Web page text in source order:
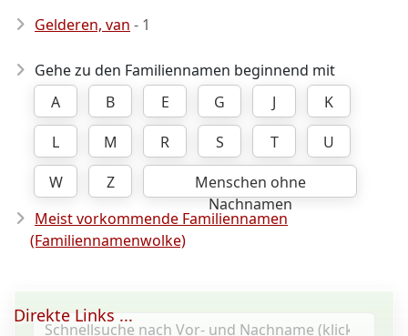
Gelderen, van - 1
Gehe zu den Familiennamen beginnend mit
A
B E G J
K
L
M R S T
U
W
Z
Menschen ohne
Nachnamen
Meist vorkommende Familiennamen
(Familiennamenwolke)
Direkte Links ...